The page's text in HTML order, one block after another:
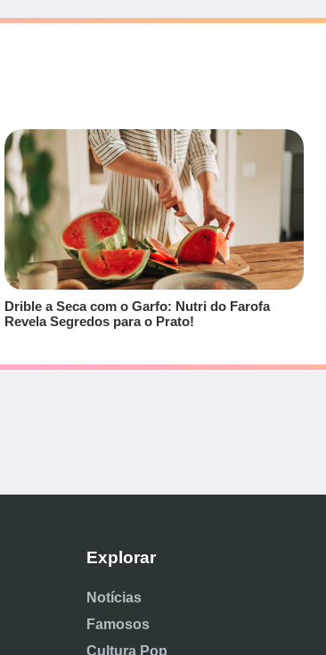
Drible a Seca com o Garfo: Nutri do Farofa
Revela Segredos para o Prato!
Explorar
Notícias
Famosos
Cultura Pop